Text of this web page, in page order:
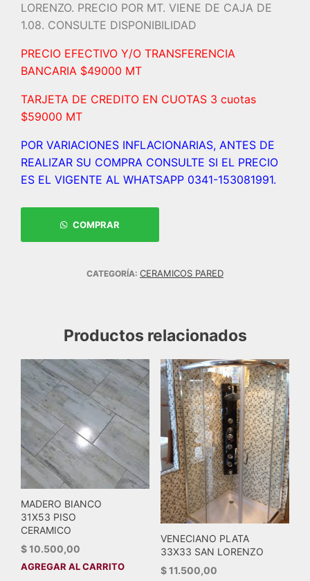
LORENZO. PRECIO POR MT. VIENE DE CAJA DE
1.08. CONSULTE DISPONIBILIDAD
PRECIO EFECTIVO Y/O TRANSFERENCIA
BANCARIA $49000 MT
TARJETA DE CREDITO EN CUOTAS 3 cuotas
$59000 MT
POR VARIACIONES INFLACIONARIAS, ANTES DE
REALIZAR SU COMPRA CONSULTE SI EL PRECIO
ES EL VIGENTE AL WHATSAPP 0341-153081991.
COMPRAR
CATEGORÍA: CERAMICOS PARED
Productos relacionados
MADERO BIANCO
31X53 PISO
CERAMICO
$10.500,00
AGREGAR AL CARRITO
VENECIANO PLATA
33X33 SAN LORENZO
$11.500,00